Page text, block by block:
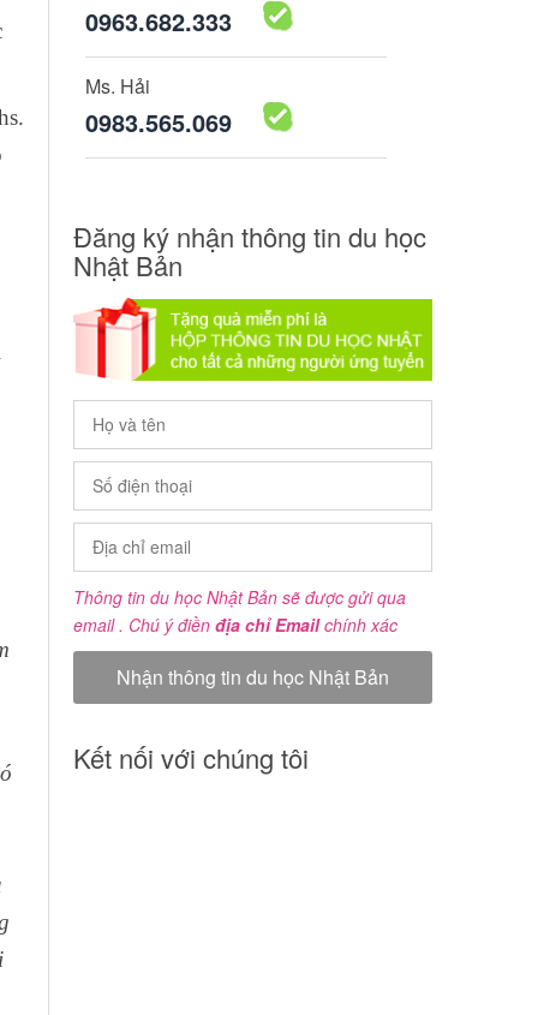
0963.682.333
Ms. Hải
0983.565.069
Đăng ký nhận thông tin du học
Nhật Bản
Thông tin du học Nhật Bản sẽ được gửi qua
email . Chú ý điền địa chỉ Emailchính xác
Kết nối với chúng tôi